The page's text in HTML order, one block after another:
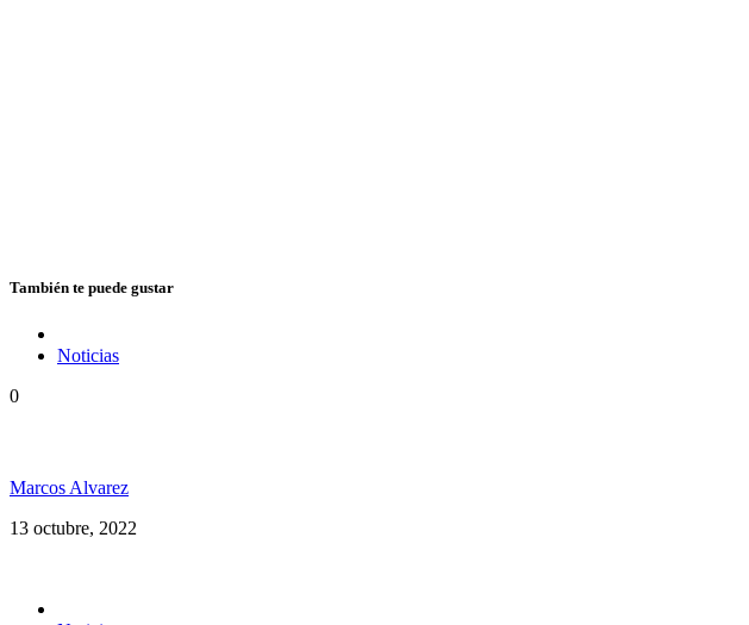
También te puede gustar
Noticias
0
Marcos Alvarez
13 octubre, 2022